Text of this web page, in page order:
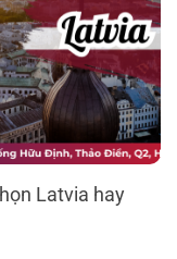
Latvia hay